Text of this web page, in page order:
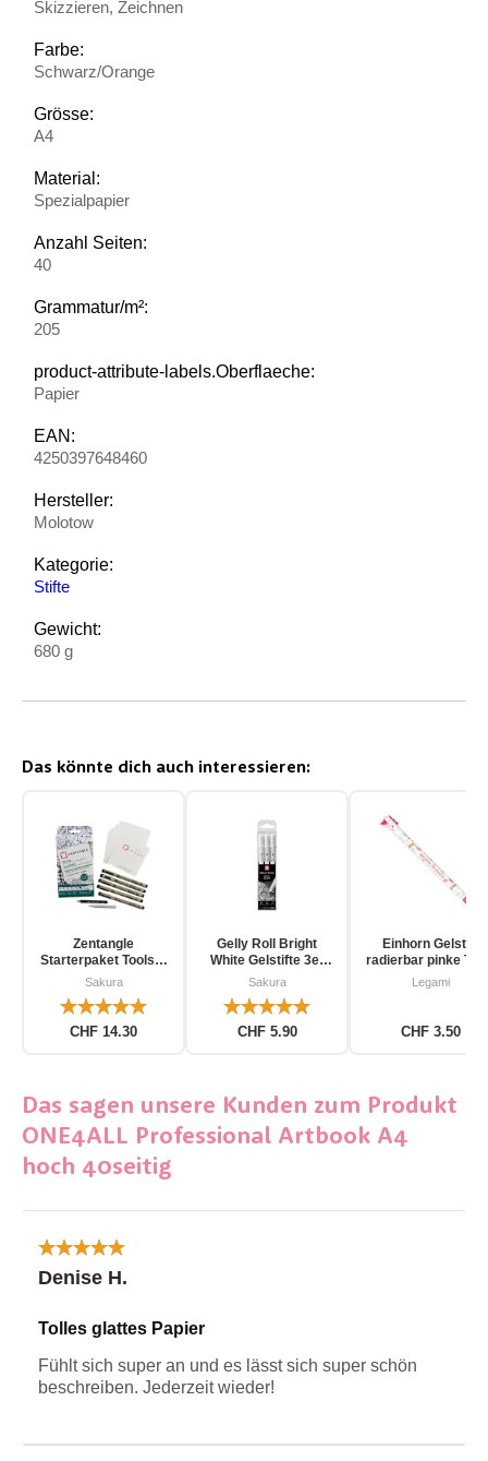
Skizzieren, Zeichnen
Farbe:
Schwarz/Orange
Grösse:
A4
Material:
Spezialpapier
Anzahl Seiten:
40
Grammatur/m²:
205
product-attribute-labels.Oberflaeche:
Papier
EAN:
4250397648460
Hersteller:
Molotow
Kategorie:
Stifte
Gewicht:
680 g
Das könnte dich auch interessieren:
Zentangle
Starterpaket Toolset
für Einsteiger 12-
Sakura
CHF 14.30
Gelly Roll Bright
White Gelstifte 3er
Pack
Sakura
CHF 5.90
Einhorn Gelstift
radierbar pinke
Legami
CHF 3.50
Das sagen unsere Kunden zum Produkt
ONE4ALL Professional Artbook A4
hoch 40seitig
Denise H.
Tolles glattes Papier
Fühlt sich super an und es lässt sich super schön
beschreiben. Jederzeit wieder!